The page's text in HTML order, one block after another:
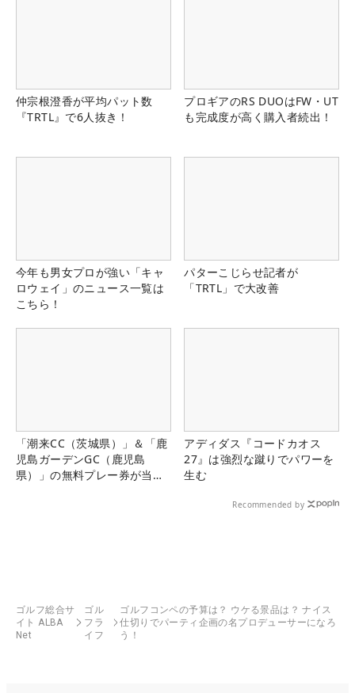
仲宗根澄香が平均パット数
『TRTL』で6人抜き！
プロギアのRS DUOはFW・UT
も完成度が高く購入者続出！
今年も男女プロが強い「キャ
ロウェイ」のニュース一覧は
こちら！
パターこじらせ記者が
「TRTL」で大改善
「潮来CC（茨城県）」＆「鹿
児島ガーデンGC（鹿児島
県）」の無料プレー券が当た
アディダス『コードカオス
27』は強烈な蹴りでパワーを
生む
Recommended by
ゴルフ総合サ
イト ALBA
Net
ゴル
フラ
イフ
ゴルフコンペの予算は？ ウケる景品は？ ナイス
仕切りでパーティ企画の名プロデューサーになろ
う！